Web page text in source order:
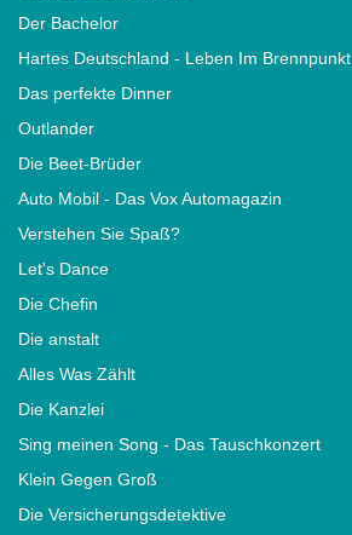
Der Bachelor
Hartes Deutschland - Leben Im Brennpunkt
Das perfekte Dinner
Outlander
Die Beet-Brüder
Auto Mobil - Das Vox Automagazin
Verstehen Sie Spaß?
Let's Dance
Die Chefin
Die anstalt
Alles Was Zählt
Die Kanzlei
Sing meinen Song - Das Tauschkonzert
Klein Gegen Groß
Die Versicherungsdetektive